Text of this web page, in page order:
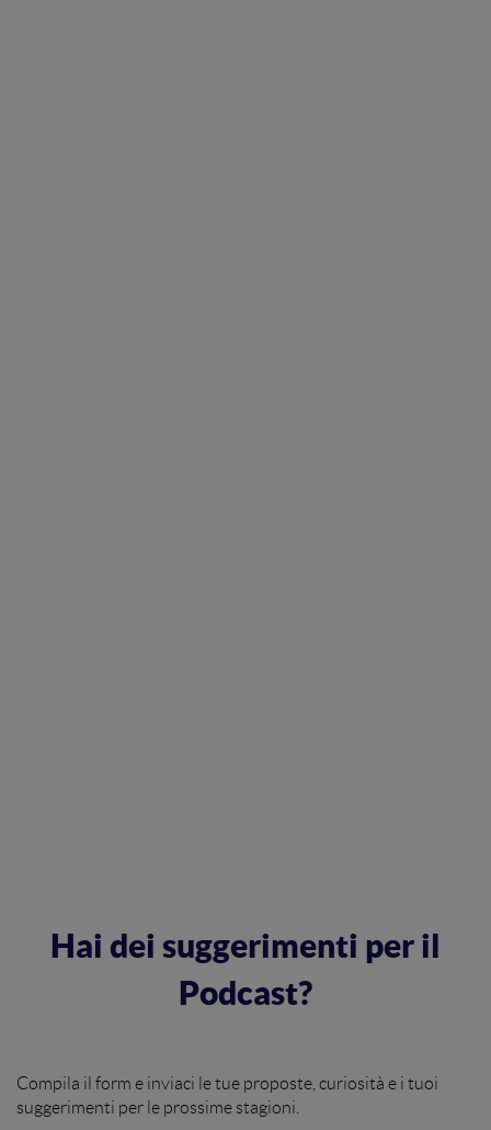
Hai dei suggerimenti per il
Podcast?
Compila il form e inviaci le tue proposte, curiosità e i tuoi
suggerimenti per le prossime stagioni.